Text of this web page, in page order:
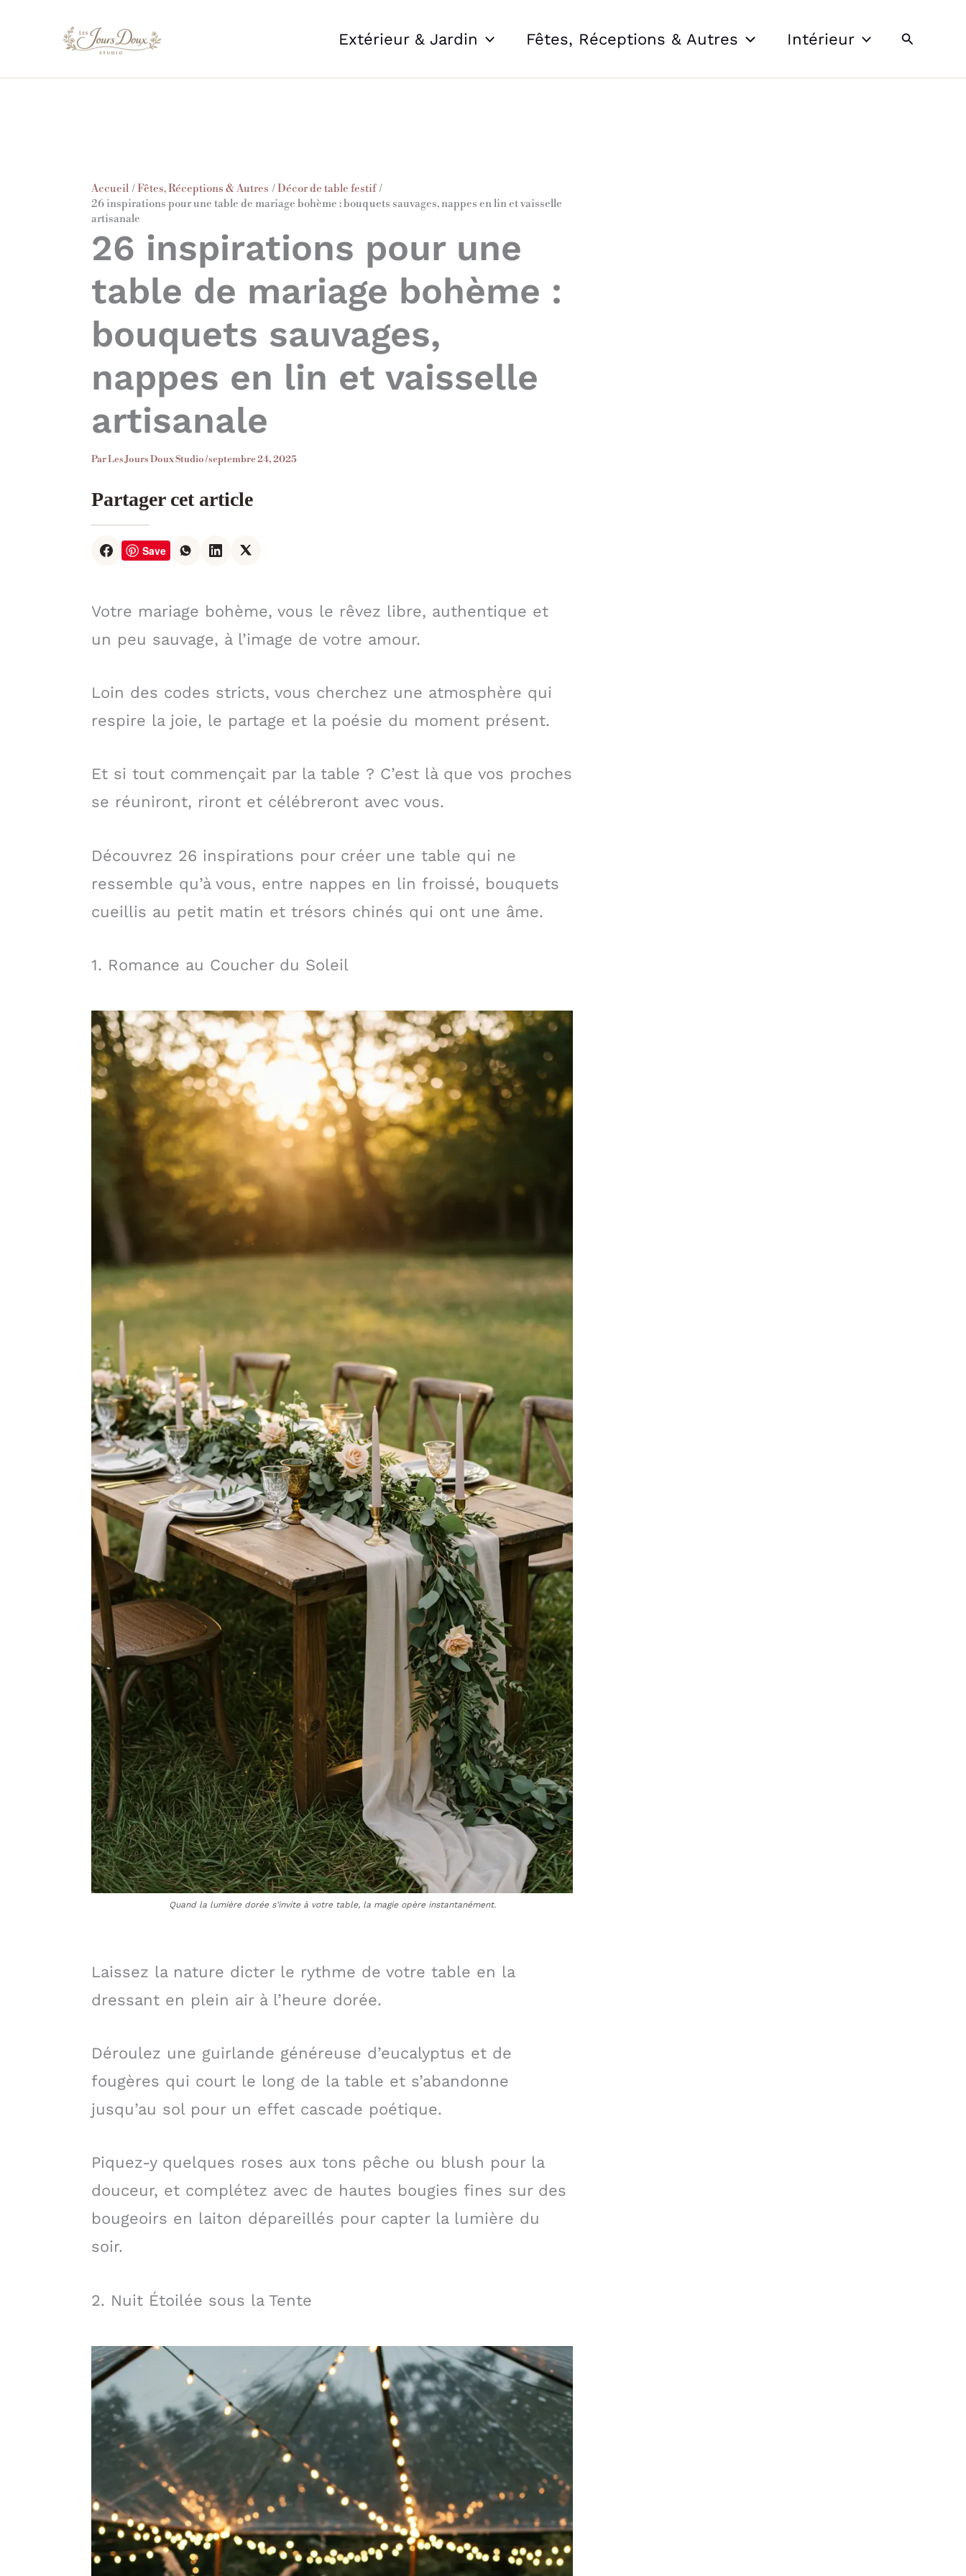
Extérieur & Jardin Fêtes, Réceptions & Autres Intérieur
Accueil Fêtes, Réceptions & Autres
Décor de table festif
26 inspirations pour une table de mariage bohème : bouquets sauvages, nappes en lin et vaisselle
artisanale
26 inspirations pour une
table de mariage bohème :
bouquets sauvages,
nappes en lin et vaisselle
artisanale
ParLes Jours Doux Studio/septembre 24, 2025
Partager cet article
Save
Votre mariage bohème, vous le rêvez libre, authentique et
un peu sauvage, à l’image de votre amour.
Loin des codes stricts, vous cherchez une atmosphère qui
respire la joie, le partage et la poésie du moment présent.
Et si tout commençait par la table ? C’est là que vos proches
se réuniront, riront et célébreront avec vous.
Découvrez 26 inspirations pour créer une table qui ne
ressemble qu’à vous, entre nappes en lin froissé, bouquets
cueillis au petit matin et trésors chinés qui ont une âme.
1. Romance au Coucher du Soleil
Quand la lumière dorée s’invite à votre table, la magie opère instantanément.
Laissez la nature dicter le rythme de votre table en la
dressant en plein air à l’heure dorée.
Déroulez une guirlande généreuse d’eucalyptus et de
fougères qui court le long de la table et s’abandonne
jusqu’au sol pour un effet cascade poétique.
Piquez-y quelques roses aux tons pêche ou blush pour la
douceur, et complétez avec de hautes bougies fines sur des
bougeoirs en laiton dépareillés pour capter la lumière du
soir.
2. Nuit Étoilée sous la Tente